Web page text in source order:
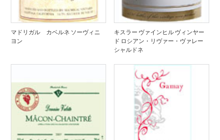
マドリガル カベルネ ソーヴィニ
ヨン
キスラー ヴァインヒル ヴィンヤー
ド ロシアン・リヴァー・ヴァレー
シャルドネ